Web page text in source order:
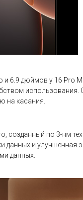
и 6.9 дюймов у 16
на касания.
созданный по 3-нм
и улучшенная
данных.